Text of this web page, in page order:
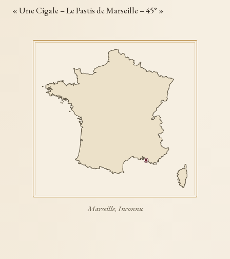
« Une Cigale – Le Pastis de Marseille – 45° »
Marseille, Inconnu